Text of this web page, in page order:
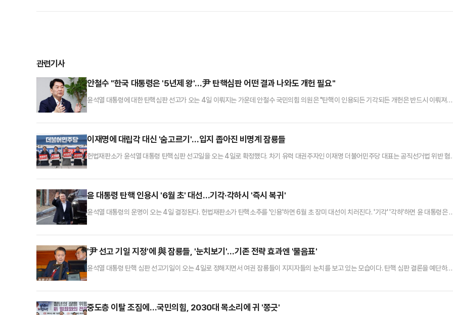
관련기사
안철수 "한국 대통령은 '5년제 왕'…尹 탄핵심판 어떤 결과 나와도 개헌 필요"
윤석열 대통령에 대한 탄핵심판 선고가 오는 4일 이뤄지는 가운데 안철수 국민의힘 의원은 "탄핵이 인용되든 기각되든 개헌은 반드시 이뤄져야
같이 말했다.안 의원은 "윤 대통령이 직을 유지하더라도 헌재 87년 체제의 헌법은 더 이상 유지될 수 없다"며 "대통령은 본인이 하신 약속을 반
이재명에 대립각 대신 '숨고르기'…입지 좁아진 비명계 잠룡들
헌법재판소가 윤석열 대통령 탄핵심판 선고일을 오는 4일로 확정했다. 차기 유력 대권주자인 이재명 더불어민주당 대표는 공직선거법 위반 혐
전환된다. 비명(비이재명)계 잠룡들의 입장에선 '이재명 때리기'로 존재감을 키우던 행보에 이전보다 힘이 빠진 모습이다.1일 정치권에 따르면
윤 대통령 탄핵 인용시 '6월 초' 대선…기각·각하시 '즉시 복귀'
윤석열 대통령의 운명이 오는 4일 결정된다. 헌법재판소가 탄핵소추를 '인용'하면 6월 초 장미 대선이 치러진다. '기각' '각하'하면 윤 대통령은
12·3일 비상계엄 사태 이후 122일, 12월 14일 윤 대통령이 탄핵 소추된 지 111일, 지난달 25일 변론 절차를 종결하고 재판관 평의에 돌입한 뒤
'尹 선고 기일 지정'에 與 잠룡들, '눈치보기'…기존 전략 효과엔 '물음표'
윤석열 대통령 탄핵 심판 선고기일이 오는 4일로 정해지면서 여권 잠룡들이 지지자들의 눈치를 보고 있는 모습이다. 탄핵 심판 결론을 예단하기
정했던 전략이 효과를 발휘할지 여부에 따라, 펼쳐질 가능성이 있는 조기대선 정국에서의 미래를 결정할 것이란 목소리가 나온다.오세훈 서울특
중도층 이탈 조짐에…국민의힘, 2030대 목소리에 귀 '쫑긋'